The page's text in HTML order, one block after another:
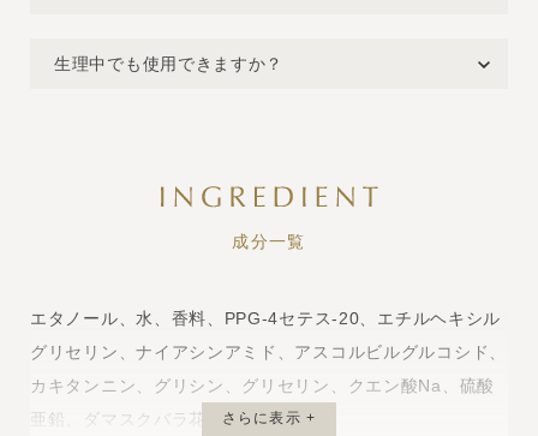
生理中でも使用できますか？
成分一覧
エタノール、水、香料、PPG-4セテス-20、エチルヘキシル
グリセリン、ナイアシンアミド、アスコルビルグルコシド、
カキタンニン、グリシン、グリセリン、クエン酸Na、硫酸
亜鉛、ダマスクバラ花エキスさらに表示 +